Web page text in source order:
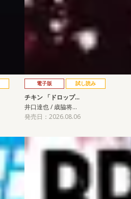
電子版 試し読み
チキン 「ドロップ…
井口達也 / 歳脇将…
発売日：2026.08.06